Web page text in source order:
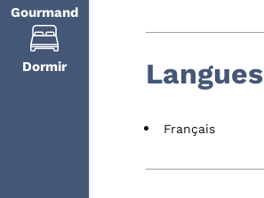
Gourmand
Dormir Langues
Français